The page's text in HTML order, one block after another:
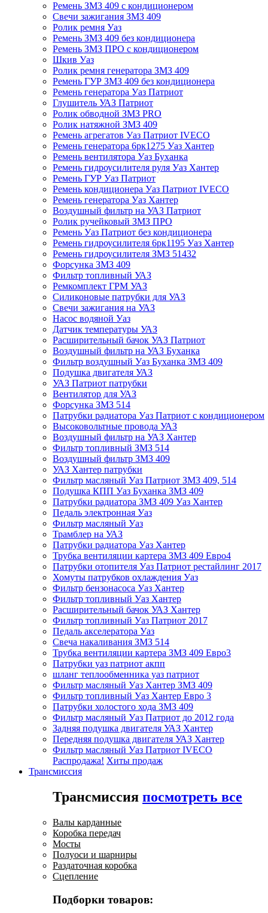
Ремень ЗМЗ 409 с кондиционером
Свечи зажигания ЗМЗ 409
Ролик ремня Уаз
Ремень ЗМЗ 409 без кондиционера
Ремень ЗМЗ ПРО с кондиционером
Шкив Уаз
Ролик ремня генератора ЗМЗ 409
Ремень ГУР ЗМЗ 409 без кондиционера
Ремень генератора Уаз Патриот
Глушитель УАЗ Патриот
Ролик обводной ЗМЗ PRO
Ролик натяжной ЗМЗ 409
Ремень агрегатов Уаз Патриот IVECO
Ремень генератора 6рк1275 Уаз Хантер
Ремень вентилятора Уаз Буханка
Ремень гидроусилителя руля Уаз Хантер
Ремень ГУР Уаз Патриот
Ремень кондиционера Уаз Патриот IVECO
Ремень генератора Уаз Хантер
Воздушный фильтр на УАЗ Патриот
Ролик ручейковый ЗМЗ ПРО
Ремень Уаз Патриот без кондиционера
Ремень гидроусилителя 6рк1195 Уаз Хантер
Ремень гидроусилителя ЗМЗ 51432
Форсунка ЗМЗ 409
Фильтр топливный УАЗ
Ремкомплект ГРМ УАЗ
Силиконовые патрубки для УАЗ
Свечи зажигания на УАЗ
Насос водяной Уаз
Датчик температуры УАЗ
Расширительный бачок УАЗ Патриот
Воздушный фильтр на УАЗ Буханка
Фильтр воздушный Уаз Буханка ЗМЗ 409
Подушка двигателя УАЗ
УАЗ Патриот патрубки
Вентилятор для УАЗ
Форсунка ЗМЗ 514
Патрубки радиатора Уаз Патриот с кондиционером
Высоковольтные провода УАЗ
Воздушный фильтр на УАЗ Хантер
Фильтр топливный ЗМЗ 514
Воздушный фильтр ЗМЗ 409
УАЗ Хантер патрубки
Фильтр масляный Уаз Патриот ЗМЗ 409, 514
Подушка КПП Уаз Буханка ЗМЗ 409
Патрубки радиатора ЗМЗ 409 Уаз Хантер
Педаль электронная Уаз
Фильтр масляный Уаз
Трамблер на УАЗ
Патрубки радиатора Уаз Хантер
Трубка вентиляции картера ЗМЗ 409 Евро4
Патрубки отопителя Уаз Патриот рестайлинг 2017
Хомуты патрубков охлаждения Уаз
Фильтр бензонасоса Уаз Хантер
Фильтр топливный Уаз Хантер
Расширительный бачок УАЗ Хантер
Фильтр топливный Уаз Патриот 2017
Педаль акселератора Уаз
Свеча накаливания ЗМЗ 514
Трубка вентиляции картера ЗМЗ 409 Евро3
Патрубки уаз патриот акпп
шланг теплообменника уаз патриот
Фильтр масляный Уаз Хантер ЗМЗ 409
Фильтр топливный Уаз Хантер Евро 3
Патрубки холостого хода ЗМЗ 409
Фильтр масляный Уаз Патриот до 2012 года
Задняя подушка двигателя УАЗ Хантер
Передняя подушка двигателя УАЗ Хантер
Фильтр масляный Уаз Патриот IVECO
Распродажа! Хиты продаж
Трансмиссия
Трансмиссия посмотреть все
Валы карданные
Коробка передач
Мосты
Полуоси и шарниры
Раздаточная коробка
Сцепление
Подборки товаров: